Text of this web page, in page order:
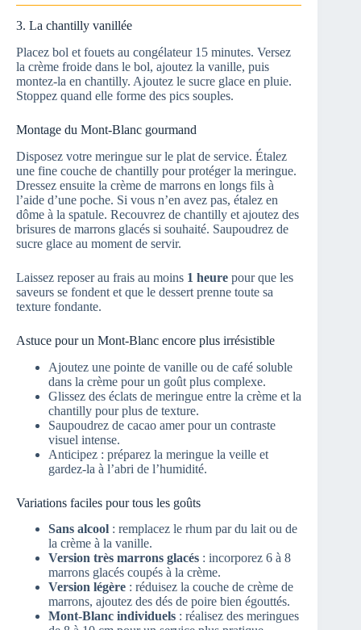
3. La chantilly vanillée
Placez bol et fouets au congélateur 15 minutes. Versez
la crème froide dans le bol, ajoutez la vanille, puis
montez-la en chantilly. Ajoutez le sucre glace en pluie.
Stoppez quand elle forme des pics souples.
Montage du Mont-Blanc gourmand
Disposez votre meringue sur le plat de service. Étalez
une fine couche de chantilly pour protéger la meringue.
Dressez ensuite la crème de marrons en longs fils à
l’aide d’une poche. Si vous n’en avez pas, étalez en
dôme à la spatule. Recouvrez de chantilly et ajoutez des
brisures de marrons glacés si souhaité. Saupoudrez de
sucre glace au moment de servir.
Laissez reposer au frais au moins 1 heure pour que les
saveurs se fondent et que le dessert prenne toute sa
texture fondante.
Astuce pour un Mont-Blanc encore plus irrésistible
Ajoutez une pointe de vanille ou de café soluble
dans la crème pour un goût plus complexe.
Glissez des éclats de meringue entre la crème et la
chantilly pour plus de texture.
Saupoudrez de cacao amer pour un contraste
visuel intense.
Anticipez : préparez la meringue la veille et
gardez-la à l’abri de l’humidité.
Variations faciles pour tous les goûts
Sans alcool : remplacez le rhum par du lait ou de
la crème à la vanille.
Version très marrons glacés : incorporez 6 à 8
marrons glacés coupés à la crème.
Version légère : réduisez la couche de crème de
marrons, ajoutez des dés de poire bien égouttés.
Mont-Blanc individuels : réalisez des meringues